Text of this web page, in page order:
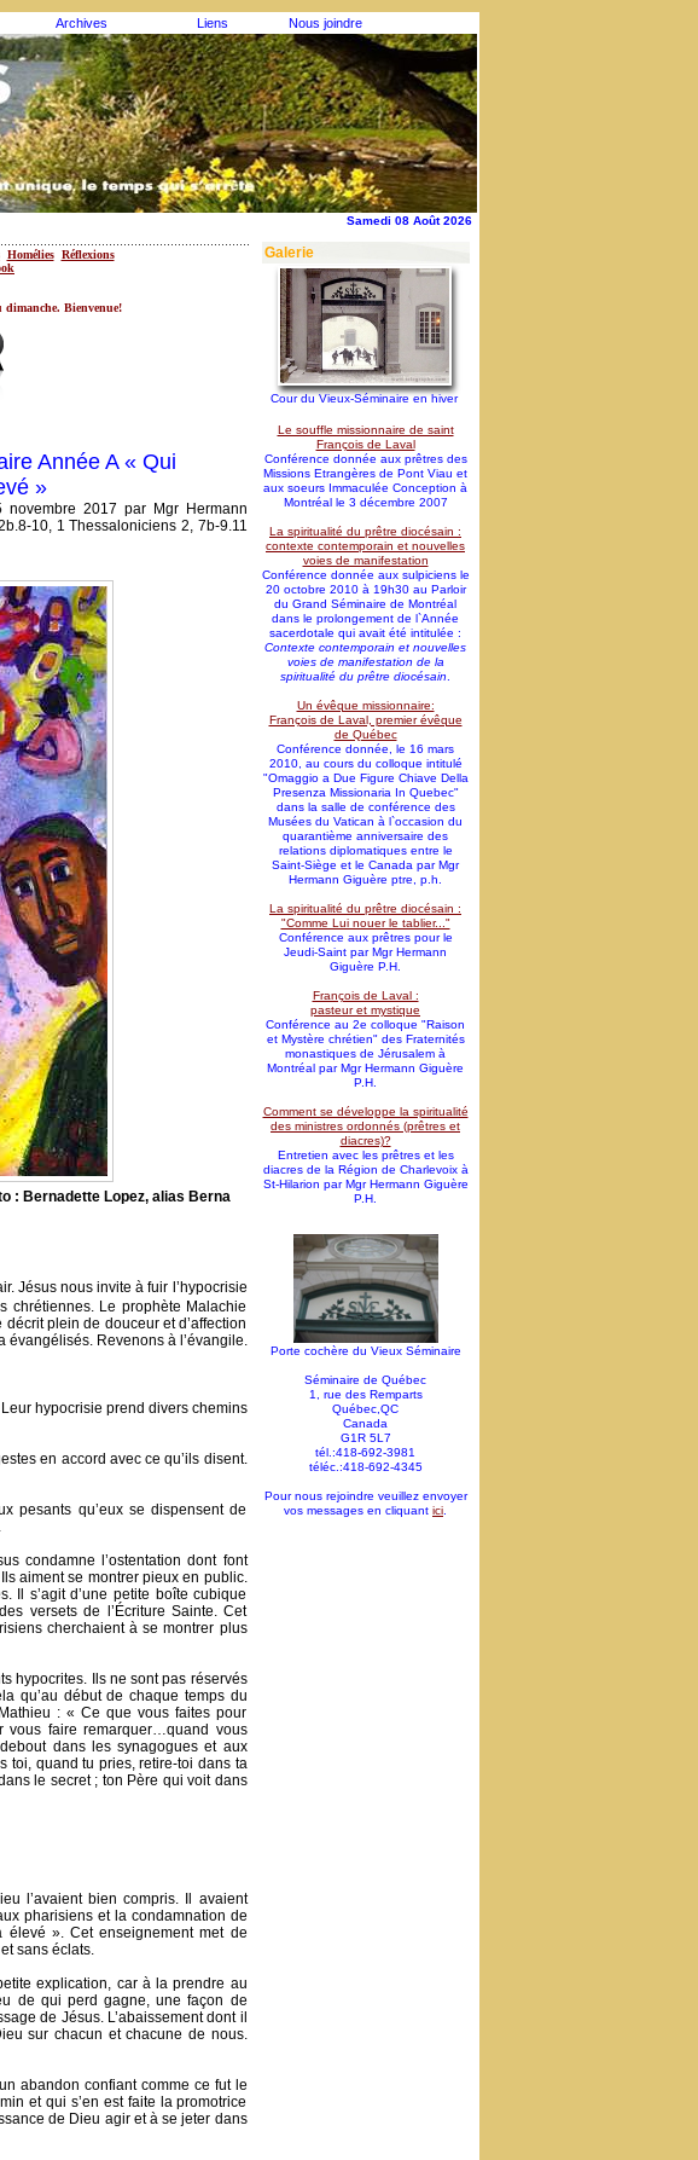
Archives Liens Nous joindre
Samedi 08 Août 2026
Homélies Réflexions
Bienvenue!
Année A « Qui
»
2017 par Mgr Hermann
10, 1 Thessaloniciens 2, 7b-9.11
: Bernadette Lopez, alias Berna
Jésus nous invite à fuir l’hypocrisie
chrétiennes. Le prophète Malachie
plein de douceur et d’affection
évangélisés. Revenons à l’évangile.
hypocrisie prend divers chemins
en accord avec ce qu’ils disent.
pesants qu’eux se dispensent de
condamne l’ostentation dont font
aiment se montrer pieux en public.
Il s’agit d’une petite boîte cubique
versets de l’Écriture Sainte. Cet
cherchaient à se montrer plus
hypocrites. Ils ne sont pas réservés
qu’au début de chaque temps du
: « Ce que vous faites pour
vous faire remarquer…quand vous
dans les synagogues et aux
toi, quand tu pries, retire-toi dans ta
le secret ; ton Père qui voit dans
l’avaient bien compris. Il avaient
pharisiens et la condamnation de
élevé ». Cet enseignement met de
sans éclats.
explication, car à la prendre au
de qui perd gagne, une façon de
de Jésus. L’abaissement dont il
sur chacun et chacune de nous.
abandon confiant comme ce fut le
et qui s’en est faite la promotrice
de Dieu agir et à se jeter dans
Galerie
Cour du Vieux-Séminaire en hiver
Le souffle missionnaire de saint
François de Laval
Conférence donnée aux prêtres des
Missions Etrangères de Pont Viau et
aux soeurs Immaculée Conception à
Montréal le 3 décembre 2007
La spiritualité du prêtre diocésain :
contexte contemporain et nouvelles
voies de manifestation
Conférence donnée aux sulpiciens le
20 octobre 2010 à 19h30 au Parloir
du Grand Séminaire de Montréal
dans le prolongement de l`Année
sacerdotale qui avait été intitulée :
Contexte contemporain et nouvelles
voies de manifestation de la
spiritualité du prêtre diocésain
Un évêque missionnaire:
François de Laval, premier évêque
de Québec
Conférence donnée, le 16 mars
2010, au cours du colloque intitulé
"Omaggio a Due Figure Chiave Della
Presenza Missionaria In Quebec"
dans la salle de conférence des
Musées du Vatican à l`occasion du
quarantième anniversaire des
relations diplomatiques entre le
Saint-Siège et le Canada par Mgr
Hermann Giguère ptre, p.h.
La spiritualité du prêtre diocésain :
"Comme Lui nouer le tablier..."
Conférence aux prêtres pour le
Jeudi-Saint par Mgr Hermann
Giguère P.H.
François de Laval :
pasteur et mystique
Conférence au 2e colloque "Raison
et Mystère chrétien" des Fraternités
monastiques de Jérusalem à
Montréal par Mgr Hermann Giguère
P.H.
Comment se développe la spiritualité
des ministres ordonnés (prêtres et
diacres)?
Entretien avec les prêtres et les
diacres de la Région de Charlevoix à
St-Hilarion par Mgr Hermann Giguère
P.H.
Porte cochère du Vieux Séminaire
Séminaire de Québec
1, rue des Remparts
Québec,QC
Canada
G1R 5L7
tél.:418-692-3981
téléc.:418-692-4345
Pour nous rejoindre veuillez envoyer
vos messages en cliquant ici